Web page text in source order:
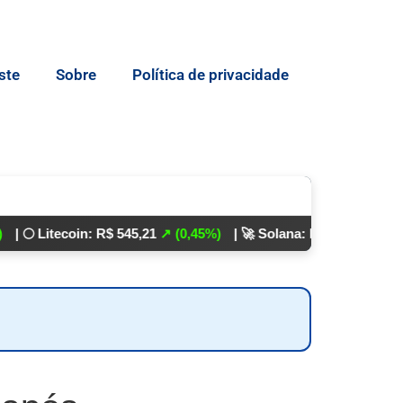
Sobre Política de privacidade
R$ 545,21↗ (0,45%) | 🚀 Solana: R$ 862,24